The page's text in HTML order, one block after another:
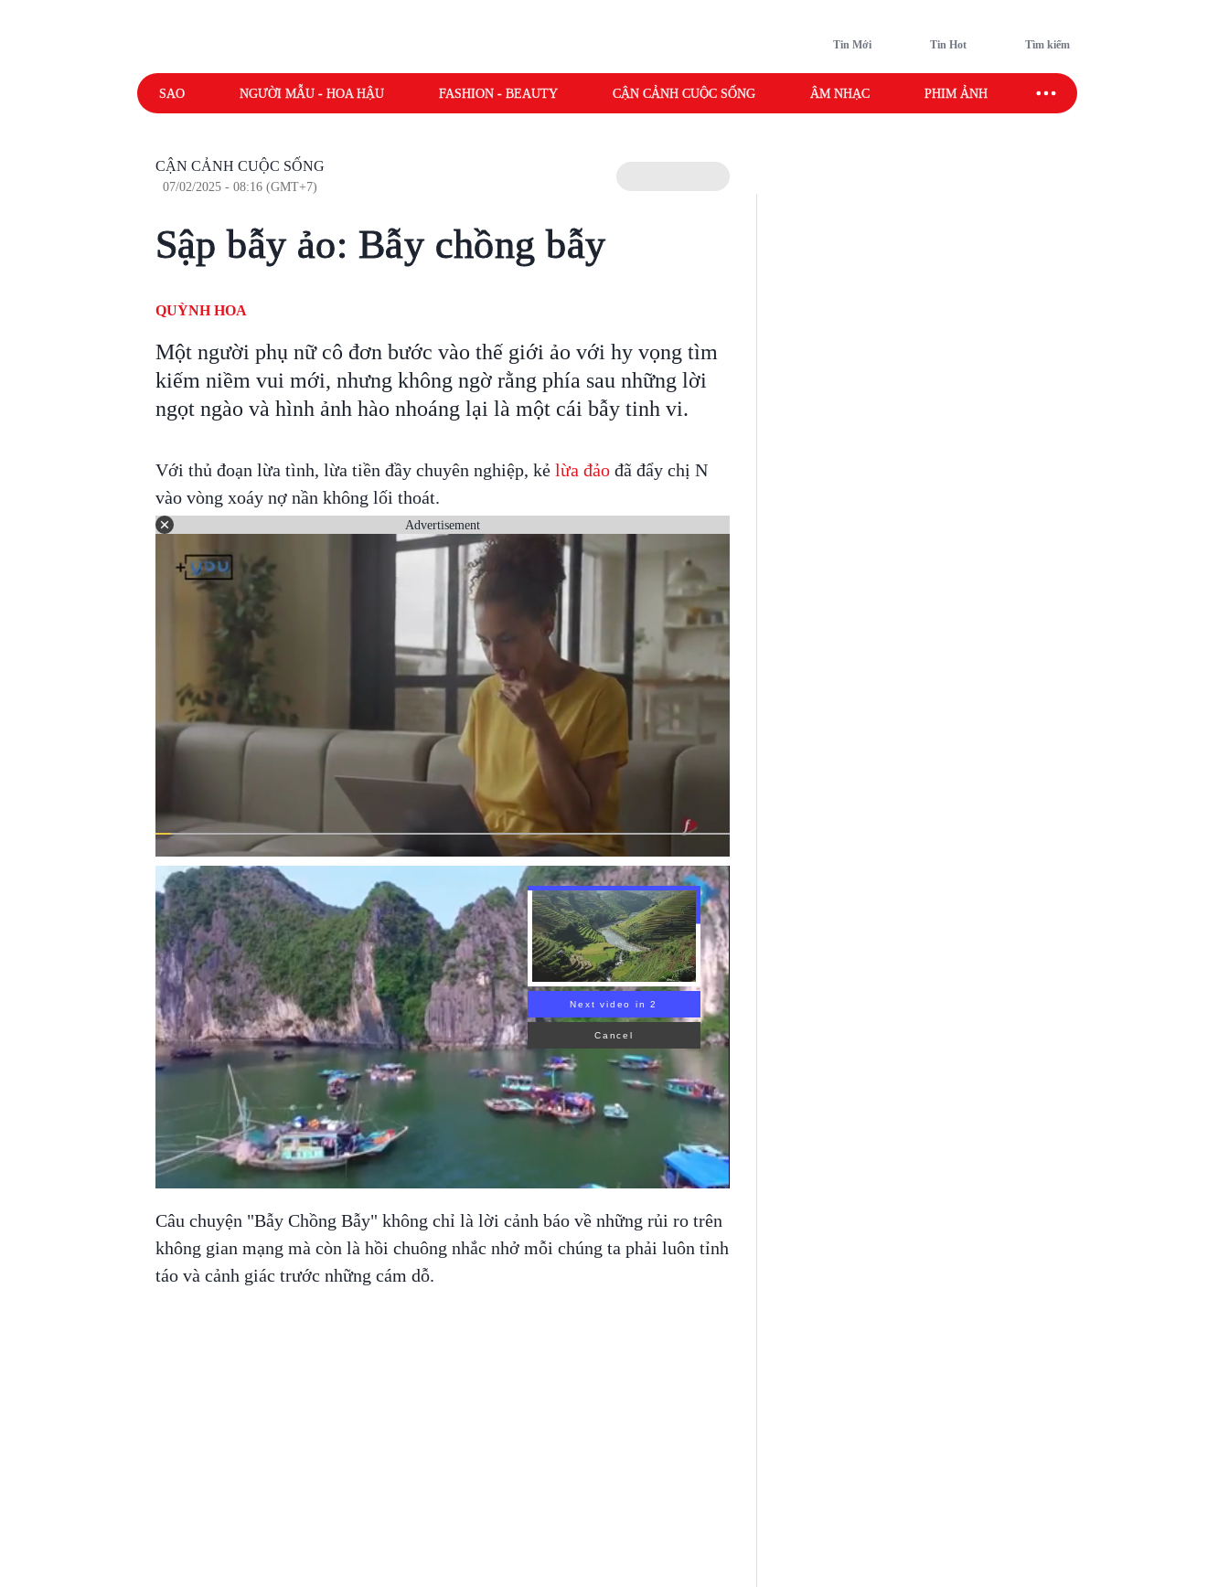
Tin Mới Tin Hot Tìm kiếm
SAO NGƯỜI MẪU - HOA HẬU FASHION - BEAUTY CẬN CẢNH CUỘC SỐNG ÂM NHẠC PHIM ẢNH SAO SPORT
CẬN CẢNH CUỘC SỐNG
07/02/2025 - 08:16 (GMT+7)
Sập bẫy ảo: Bẫy chồng bẫy
QUỲNH HOA
Một người phụ nữ cô đơn bước vào thế giới ảo với hy vọng tìm
kiếm niềm vui mới, nhưng không ngờ rằng phía sau những lời
ngọt ngào và hình ảnh hào nhoáng lại là một cái bẫy tinh vi.
Với thủ đoạn lừa tình, lừa tiền đầy chuyên nghiệp, kẻ lừa đảođã đẩy chị N
vào vòng xoáy nợ nần không lối thoát.
Advertisement
Next video in 1
Cancel
Câu chuyện "Bẫy Chồng Bẫy" không chỉ là lời cảnh báo về những rủi ro trên
không gian mạng mà còn là hồi chuông nhắc nhở mỗi chúng ta phải luôn tỉnh
táo và cảnh giác trước những cám dỗ.